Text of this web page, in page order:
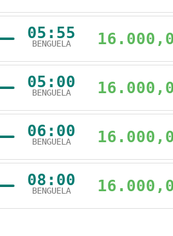
05:55
BENGUELA
05:00
BENGUELA
06:00
BENGUELA
08:00
BENGUELA